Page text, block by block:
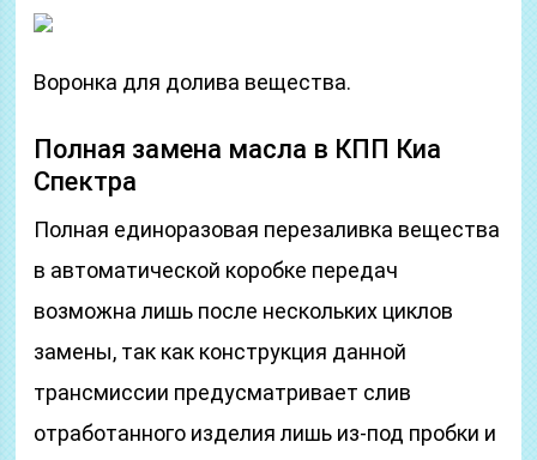
Воронка для долива вещества.
Полная замена масла в КПП Киа
Спектра
Полная единоразовая перезаливка вещества
в автоматической коробке передач
возможна лишь после нескольких циклов
замены, так как конструкция данной
трансмиссии предусматривает слив
отработанного изделия лишь из-под пробки и